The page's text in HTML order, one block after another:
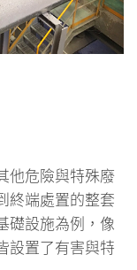
他危險與特殊廢
終端處置的整套
礎設施為例，像
設置了有害與特